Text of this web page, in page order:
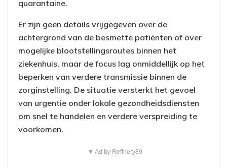
quarantaine.
Er zijn geen details vrijgegeven over de
achtergrond van de besmette patiënten of over
mogelijke blootstellingsroutes binnen het
ziekenhuis, maar de focus lag onmiddellijk op het
beperken van verdere transmissie binnen de
zorginstelling. De situatie versterkt het gevoel
van urgentie onder lokale gezondheidsdiensten
om snel te handelen en verdere verspreiding te
voorkomen.
▼ Ad by Refinery89